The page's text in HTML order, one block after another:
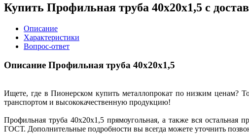
Купить Профильная труба 40х20х1,5 с
Описание
Характеристики
Вопрос-ответ
Описание Профильная труба 40х20х1,5
Ищете, где в Пионерском купить металлопрокат по низким ценам?
транспортом и высококачественную продукцию!
Профильная труба 40х20х1,5 прямоугольная, а также вся остальная
ГОСТ. Дополнительные подробности вы всегда можете уточнить